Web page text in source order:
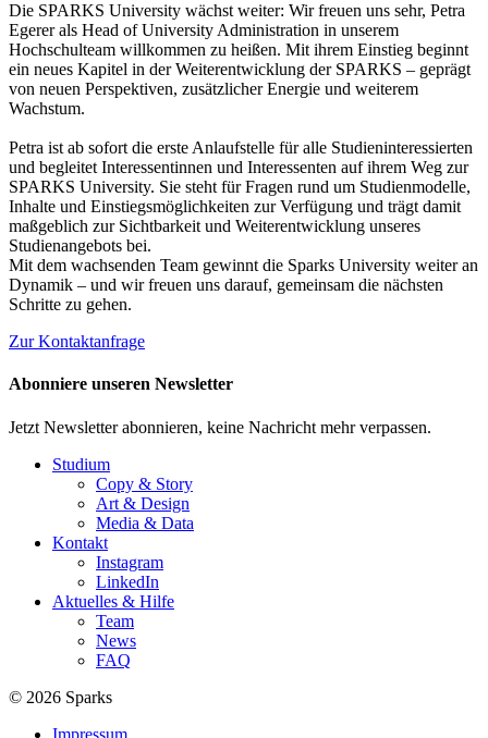
Die SPARKS University wächst weiter: Wir freuen uns sehr, Petra
Egerer als Head of University Administration in unserem
Hochschulteam willkommen zu heißen. Mit ihrem Einstieg beginnt
ein neues Kapitel in der Weiterentwicklung der SPARKS – geprägt
von neuen Perspektiven, zusätzlicher Energie und weiterem
Wachstum.
Petra ist ab sofort die erste Anlaufstelle für alle Studieninteressierten
und begleitet Interessentinnen und Interessenten auf ihrem Weg zur
SPARKS University. Sie steht für Fragen rund um Studienmodelle,
Inhalte und Einstiegsmöglichkeiten zur Verfügung und trägt damit
maßgeblich zur Sichtbarkeit und Weiterentwicklung unseres
Studienangebots bei.
Mit dem wachsenden Team gewinnt die Sparks University weiter an
Dynamik – und wir freuen uns darauf, gemeinsam die nächsten
Schritte zu gehen.
Zur Kontaktanfrage
Abonniere unseren Newsletter
Jetzt Newsletter abonnieren, keine Nachricht mehr verpassen.
Studium
Copy & Story
Art & Design
Media & Data
Kontakt
Instagram
LinkedIn
Aktuelles & Hilfe
Team
News
FAQ
© 2026 Sparks
Impressum